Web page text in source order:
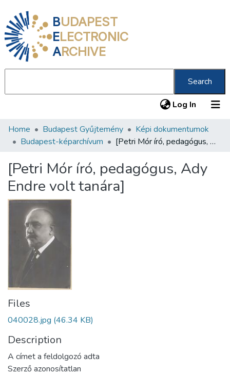
BUDAPEST
ELECTRONIC
ARCHIVE
Search
Log In (current)
Communities & Collections
Statistics
About us
Home Budapest Gyűjtemény
Képi dokumentumok
Budapest-képarchívum
[Petri Mór író, pedagógus, Ady Endre volt tanára]
[Petri Mór író, pedagógus, Ady
Endre volt tanára]
Files
040028.jpg (46.34 KB)
Description
A címet a feldolgozó adta
Szerző azonosítatlan